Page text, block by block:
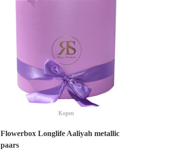
Kopen
Flowerbox Longlife Aaliyah metallic
paars